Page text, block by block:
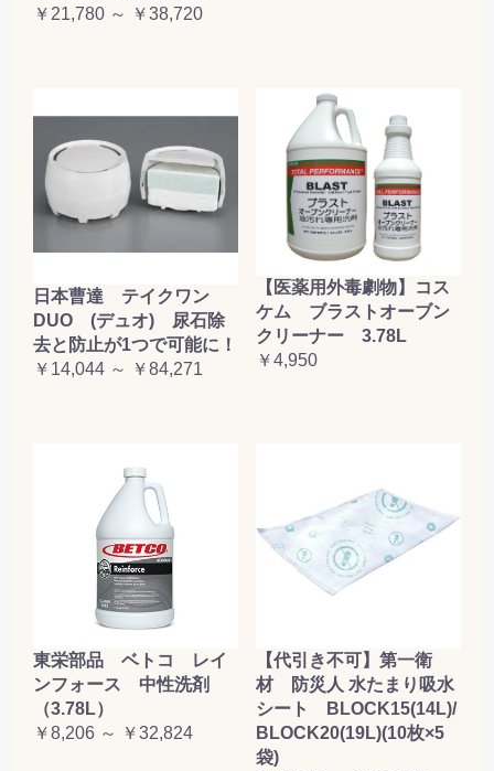
￥21,780 ～ ￥38,720
日本曹達 テイクワン
DUO (デュオ) 尿石除
去と防止が1つで可能に！
￥14,044 ～ ￥84,271
【医薬用外毒劇物】コス
ケム ブラストオーブン
クリーナー 3.78L
￥4,950
東栄部品 ベトコ レイ
ンフォース 中性洗剤
（3.78L）
￥8,206 ～ ￥32,824
【代引き不可】第一衛
材 防災人 水たまり吸水
シート BLOCK15(14L)/
BLOCK20(19L)(10枚×5
袋)